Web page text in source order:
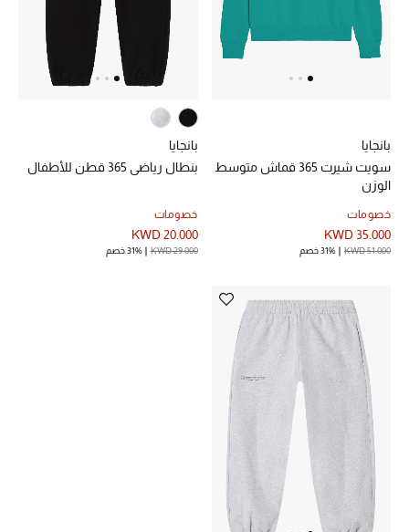
الجمال
خصومات
جميع مستحضرات الجمال
الجديد في عالم الجمال
الأكثر مبيعاً
العطور
المكياج
العناية بالبشرة
بانجايا
سويت شيرت 365 قماش متوسط
الوزن
خصومات
KWD 35.000
KWD 51.000 31% خصم
بانجايا
بنطال رياضي 365 قطن للأطفال
خصومات
KWD 20.000
KWD 29.000 31% خصم